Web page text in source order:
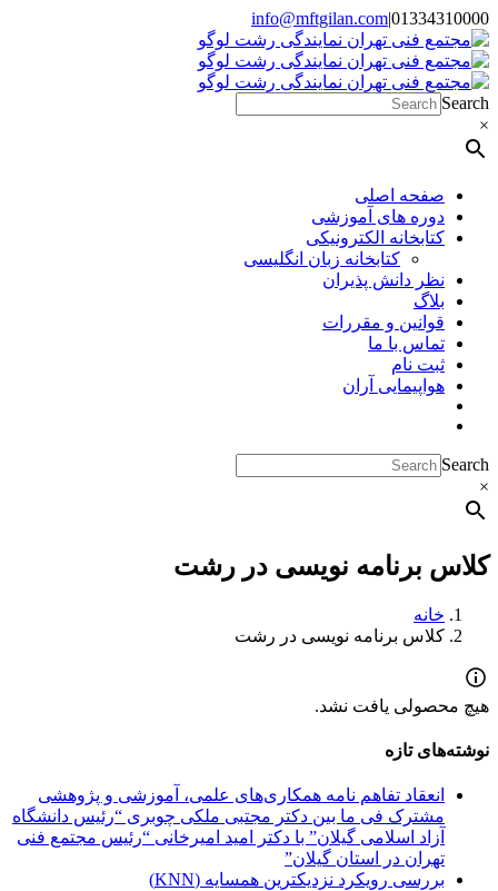
Skip
to
content
01334310000
|
info@mftgilan.com
Instagram
LinkedIn
Search
×
صفحه اصلی
دوره های آموزشی
کتابخانه الکترونیکی
کتابخانه زبان انگلیسی
نظر دانش پذیران
بلاگ
قوانین و مقررات
تماس با ما
ثبت نام
هواپیمایی آران
Search
×
کلاس برنامه نویسی در رشت
خانه
کلاس برنامه نویسی در رشت
هیچ محصولی یافت نشد.
نوشته‌های تازه
انعقاد تفاهم نامه همکاری‌های علمی، آموزشی و پژوهشی
مشترک فی ما بین دکتر مجتبی ملکی چوبری “رئیس دانشگاه
آزاد اسلامی گیلان” با دکتر امید امیرخانی “رئیس مجتمع فنی
تهران در استان گیلان”
بررسی رویکرد نزدیکترین همسایه (KNN)